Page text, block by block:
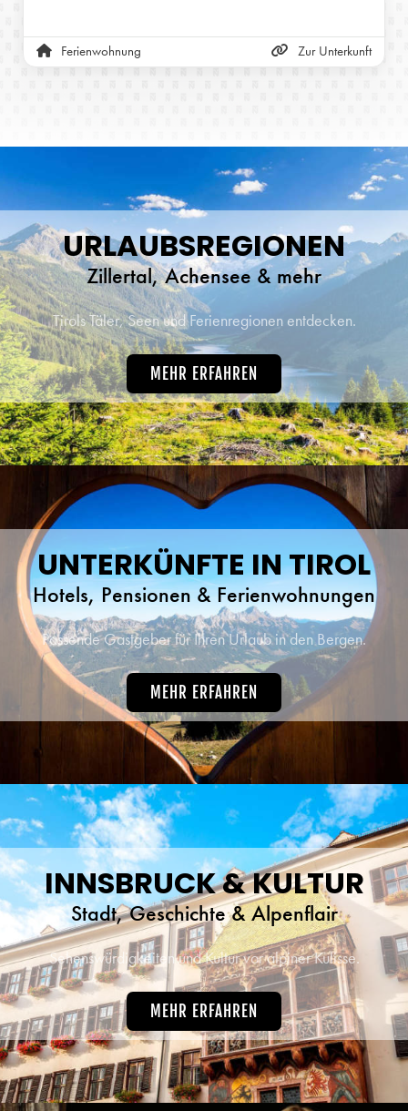
Ferienwohnung Zur Unterkunft
URLAUBSREGIONEN
Zillertal, Achensee & mehr
Tirols Täler, Seen und Ferienregionen entdecken.
MEHR ERFAHREN
UNTERKÜNFTE IN TIROL
Hotels, Pensionen & Ferienwohnungen
Passende Gastgeber für Ihren Urlaub in den Bergen.
MEHR ERFAHREN
INNSBRUCK & KULTUR
Stadt, Geschichte & Alpenflair
Sehenswürdigkeiten und Kultur vor alpiner Kulisse.
MEHR ERFAHREN